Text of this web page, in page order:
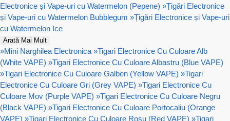
Electronice și Vape-uri cu Watermelon (Pepene) »Țigări Electronice
și Vape-uri cu Watermelon Bubblegum »Țigări Electronice și Vape-uri
cu Watermelon Ice
Arată Mai Mult
»Mini Narghilea Electronica »Tigari Electronice Cu Culoare Alb
(White VAPE) »Tigari Electronice Cu Culoare Albastru (Blue VAPE)
»Tigari Electronice Cu Culoare Galben (Yellow VAPE) »Tigari
Electronice Cu Culoare Gri (Grey VAPE) »Tigari Electronice Cu
Culoare Mov (Purple VAPE) »Tigari Electronice Cu Culoare Negru
(Black VAPE) »Tigari Electronice Cu Culoare Portocaliu (Orange
VAPE) »Tigari Electronice Cu Culoare Rosu (Red VAPE) »Tigari